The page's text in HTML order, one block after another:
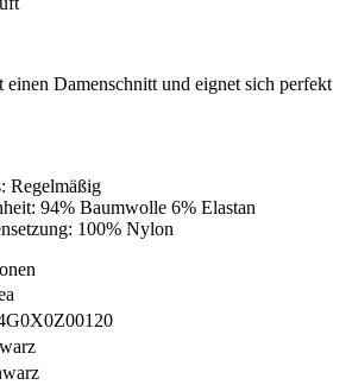
einen Damenschnitt und eignet sich perfekt
Regelmäßig
94% Baumwolle 6% Elastan
100% Nylon